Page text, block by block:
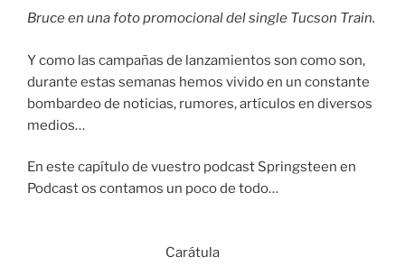
Bruce en una foto promocional del single Tucson Train.
Y como las campañas de lanzamientos son como son,
durante estas semanas hemos vivido en un constante
bombardeo de noticias, rumores, artículos en diversos
medios…
En este capítulo de vuestro podcast Springsteen en
Podcast os contamos un poco de todo…
Carátula